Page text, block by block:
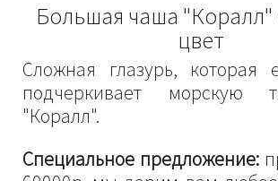
Большая чаша
цвет
Сложная глазурь, которая
подчеркивает морскую
"Коралл".
Специальное предложение: